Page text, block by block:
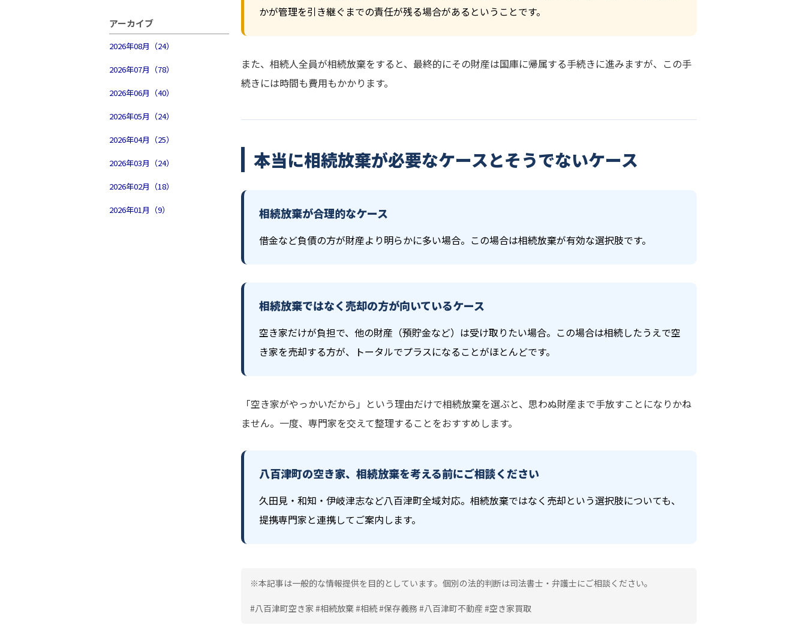
アーカイブ
2026年08月（24）
2026年07月（78）
2026年06月（40）
2026年05月（24）
2026年04月（25）
2026年03月（24）
2026年02月（18）
2026年01月（9）
かが管理を引き継ぐまでの責任が残る場合があるということです。
また、相続人全員が相続放棄をすると、最終的にその財産は国庫に帰属する手続きに進みますが、この手
続きには時間も費用もかかります。
本当に相続放棄が必要なケースとそうでないケース
相続放棄が合理的なケース
借金など負債の方が財産より明らかに多い場合。この場合は相続放棄が有効な選択肢です。
相続放棄ではなく売却の方が向いているケース
空き家だけが負担で、他の財産（預貯金など）は受け取りたい場合。この場合は相続したうえで空
き家を売却する方が、トータルでプラスになることがほとんどです。
「空き家がやっかいだから」という理由だけで相続放棄を選ぶと、思わぬ財産まで手放すことになりかね
ません。一度、専門家を交えて整理することをおすすめします。
八百津町の空き家、相続放棄を考える前にご相談ください
久田見・和知・伊岐津志など八百津町全域対応。相続放棄ではなく売却という選択肢についても、
提携専門家と連携してご案内します。
※本記事は一般的な情報提供を目的としています。個別の法的判断は司法書士・弁護士にご相談ください。
#八百津町空き家 #相続放棄 #相続 #保存義務 #八百津町不動産 #空き家買取